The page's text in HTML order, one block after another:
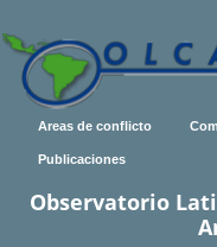
Areas de conflicto
Publicaciones
Observatorio